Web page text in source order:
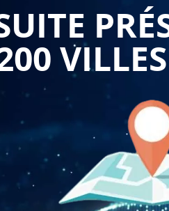
offertes par VBA. Se former
techniques qui
rapide de tableaux
qui maximisent votre
en soignant leur mise
professionnelle, les styles
et percutantes dès leur
à l'aide de différents calculs,
rapide qui transforment